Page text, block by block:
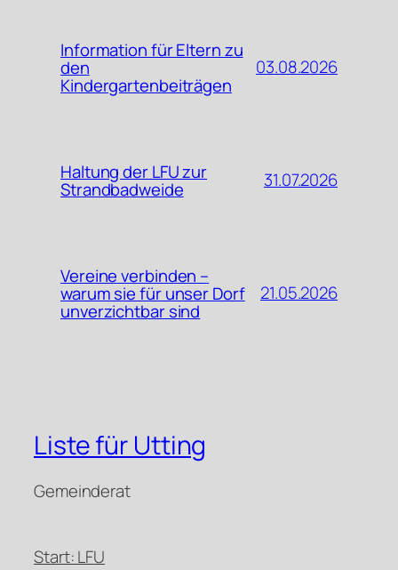
Information für Eltern zu
den
Kindergartenbeiträgen
03.08.2026
Haltung der LFU zur
Strandbadweide 31.07.2026
Vereine verbinden –
warum sie für unser Dorf
unverzichtbar sind
21.05.2026
Liste für Utting
Gemeinderat
Start: LFU